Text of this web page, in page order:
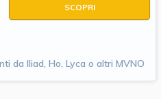
SCOPRI
da Iliad, Ho, Lyca o altri MVNO